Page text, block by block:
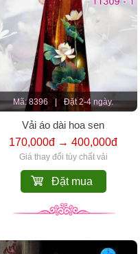
Mã: 8396 | Đặt 2-4 ngày.
Vải áo dài hoa sen
170,000đ → 400,000đ
Giá thay đổi tùy chất vải
Đặt mua